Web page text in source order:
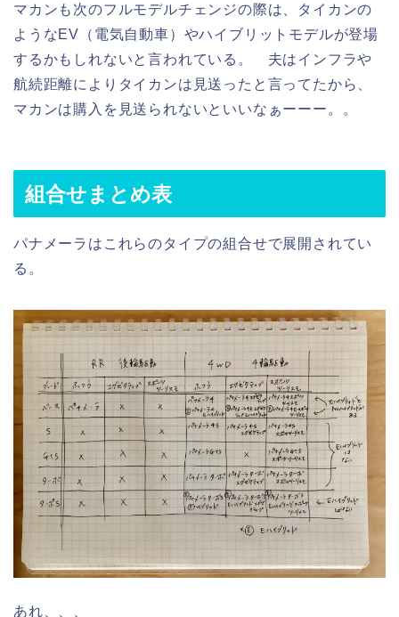
マカンも次のフルモデルチェンジの際は、タイカンの
ようなEV（電気自動車）やハイブリットモデルが登場
するかもしれないと言われている。 夫はインフラや
航続距離によりタイカンは見送ったと言ってたから、
マカンは購入を見送られないといいなぁーーー。。
組合せまとめ表
パナメーラはこれらのタイプの組合せで展開されてい
る。
あれ、、、